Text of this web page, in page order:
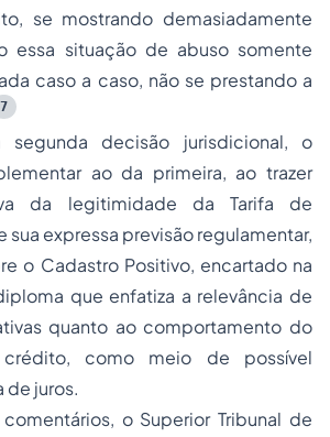
se mostrando demasiadamente
essa situação de abuso somente
caso a caso, não se prestando a
7
decisão jurisdicional, o
ao da primeira, ao trazer
da legitimidade da Tarifa de
sua expressa previsão regulamentar,
o Cadastro Positivo, encartado na
que enfatiza a relevância de
quanto ao comportamento do
crédito, como meio de possível
de juros.
o Superior Tribunal de